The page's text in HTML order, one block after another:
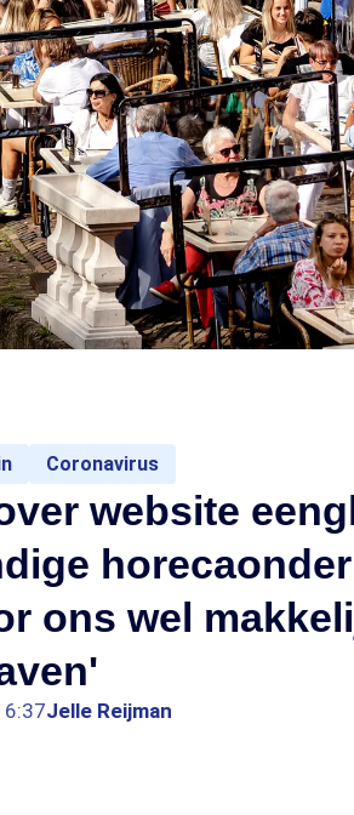
Coronavirus
website
ons wel
Jelle Reijman